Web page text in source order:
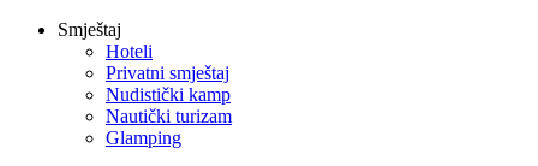
Smještaj
Hoteli
Privatni smještaj
Nudistički kamp
Nautički turizam
Glamping